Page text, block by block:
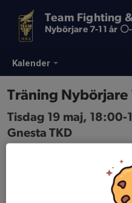
Kalender
Nybörjare 7-11 år
Träning Nybörjare
Tisdag 19 maj, 18:00-
Gnesta TKD